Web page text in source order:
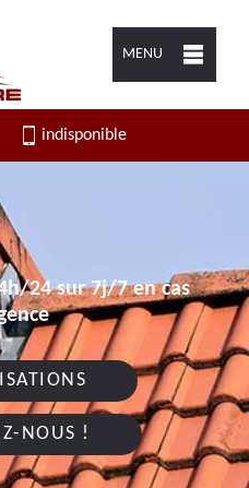
MENU
indisponible
24 sur 7j/7 en cas
NOUS !